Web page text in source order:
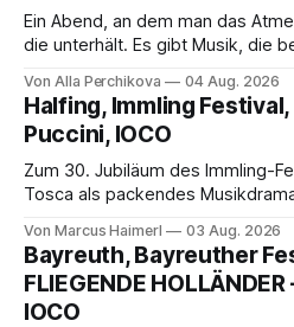
Ein Abend, an dem man das Atmen
die unterhält. Es gibt Musik, die
Genau so war der Abend im
Johannes Brahms’ Erstes
Daniil
Von Alla Perchikova 04 Aug. 2026
Halfing, Immling Festival,
Puccini, IOCO
Zum 30. Jubiläum des Immling-
Tosca als packendes
spannend und werkgetreu,
eindrucksvollen Projektionen
musikalischen Leitung.
Von Marcus Haimerl 03 Aug. 2026
Bayreuth, Bayreuther
FLIEGENDE
IOCO